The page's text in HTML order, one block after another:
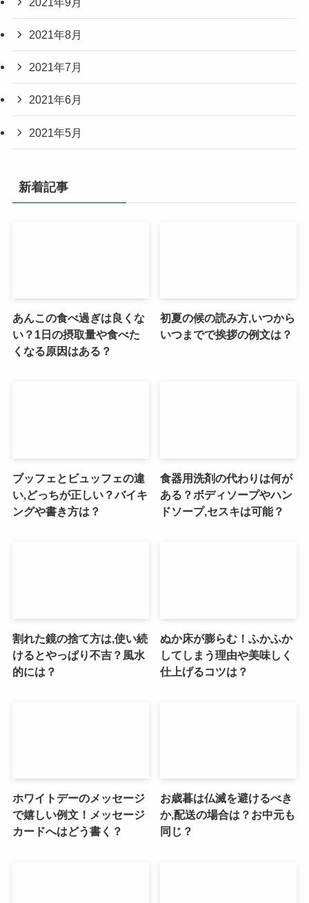
2021年8月
2021年7月
2021年6月
2021年5月
新着記事
あんこの食べ過ぎは良くな
い？1日の摂取量や食べた
くなる原因はある？
初夏の候の読み方,いつから
いつまでで挨拶の例文は？
ブッフェとビュッフェの違
い,どっちが正しい？バイキ
ングや書き方は？
食器用洗剤の代わりは何が
ある？ボディソープやハン
ドソープ,セスキは可能？
割れた鏡の捨て方は,使い続
けるとやっぱり不吉？風水
的には？
ぬか床が膨らむ！ふかふか
してしまう理由や美味しく
仕上げるコツは？
ホワイトデーのメッセージ
で嬉しい例文！メッセージ
カードへはどう書く？
お歳暮は仏滅を避けるべき
か,配送の場合は？お中元も
同じ？